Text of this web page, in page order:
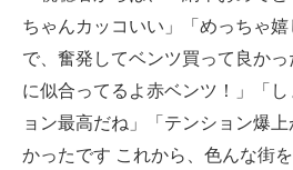
ちゃんカッコいい」「めっちゃ嬉
で、奮発してベンツ買って良か
に似合ってるよ赤ベンツ！」「
ョン最高だね」「テンション爆
かったです これから、色んな街